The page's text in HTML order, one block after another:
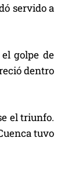
servido a
golpe de
dentro
el triunfo.
tuvo